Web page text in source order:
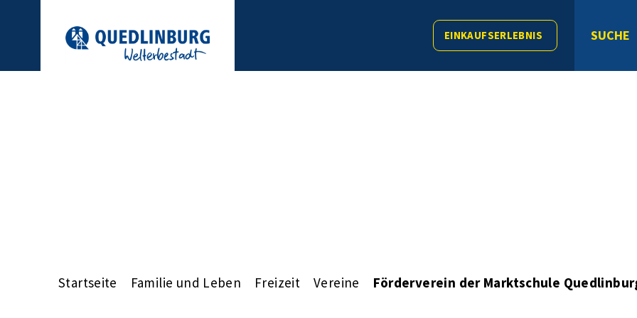
EINKAUFSERLEBNIS SUCHE
Startseite Familie und Leben Freizeit Vereine Förderverein der Marktschule